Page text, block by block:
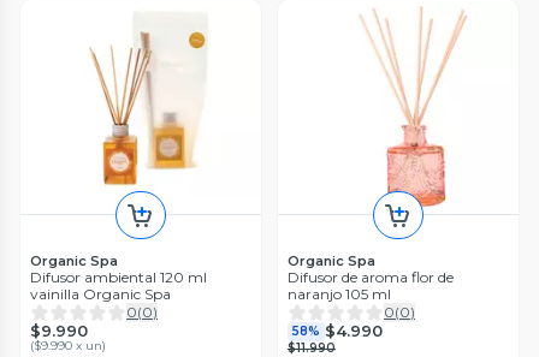
Organic Spa
Difusor ambiental 120 ml
vainilla Organic Spa
0(0)
$9.990
($9.990 x un)
Organic Spa
Difusor de aroma flor de
naranjo 105 ml
0(0)
58% $4.990
$11.990